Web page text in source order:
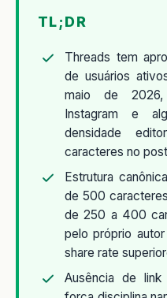
TL;DR
Threads tem
de usuários
maio de 2026,
Instagram e
densidade
caracteres no
Estrutura
de 500
de 250 a 400
pelo próprio
share rate
Ausência de